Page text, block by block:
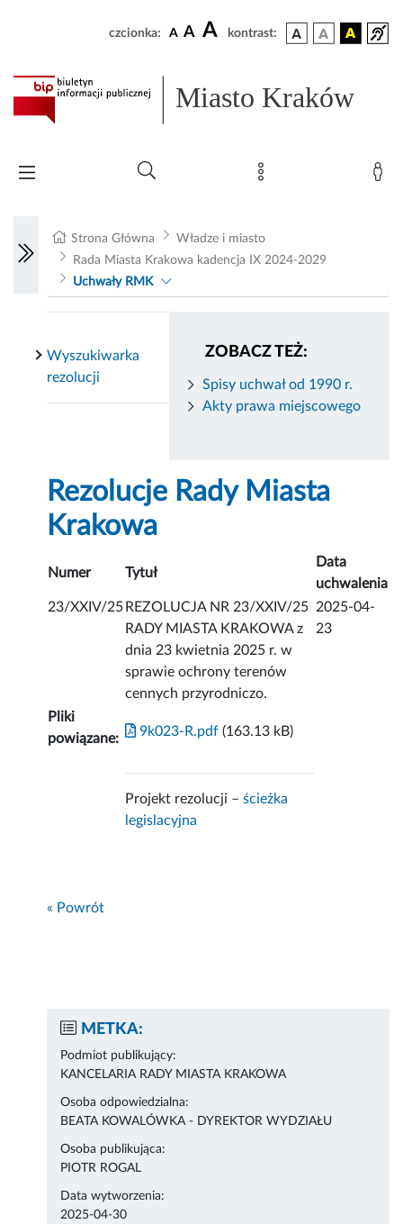
czcionka: A A A kontrast:
Miasto Kraków
Strona Główna
Władze i miasto
Rada Miasta Krakowa kadencja IX 2024-2029
Uchwały RMK
ZOBACZ TEŻ:
Spisy uchwał od 1990 r.
Akty prawa miejscowego
Wyszukiwarka
rezolucji
Rezolucje Rady Miasta
Krakowa
Numer Tytuł
Data
uchwalenia
23/XXIV/25 REZOLUCJA NR 23/XXIV/25
RADY MIASTA KRAKOWA z
dnia 23 kwietnia 2025 r. w
sprawie ochrony terenów
cennych przyrodniczo.
2025-04-
23
Pliki
powiązane:
9k023-R.pdf (163.13 kB)
Projekt rezolucji –ścieżka
legislacyjna
« Powrót
METKA:
Podmiot publikujący:
KANCELARIA RADY MIASTA KRAKOWA
Osoba odpowiedzialna:
BEATA KOWALÓWKA - DYREKTOR WYDZIAŁU
Osoba publikująca:
PIOTR ROGAL
Data wytworzenia:
2025-04-30